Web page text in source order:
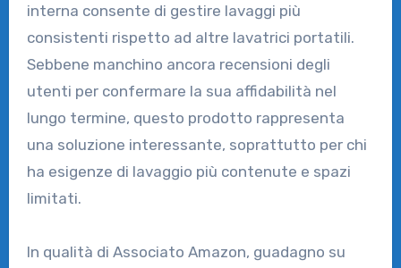
interna consente di gestire lavaggi più
consistenti rispetto ad altre lavatrici portatili.
Sebbene manchino ancora recensioni degli
utenti per confermare la sua affidabilità nel
lungo termine, questo prodotto rappresenta
una soluzione interessante, soprattutto per chi
ha esigenze di lavaggio più contenute e spazi
limitati.
In qualità di Associato Amazon, guadagno su